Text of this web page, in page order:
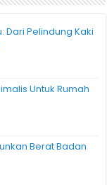
Dari Pelindung Kaki
Untuk Rumah
Berat Badan